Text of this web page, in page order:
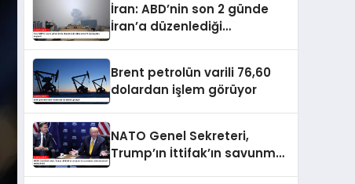
İran: ABD’nin son 2 günde
İran’a düzenlediği
Brent petrolün varili 76,60
dolardan işlem görüyor
NATO Genel Sekreteri,
Trump’ın İttifak’ın savunma